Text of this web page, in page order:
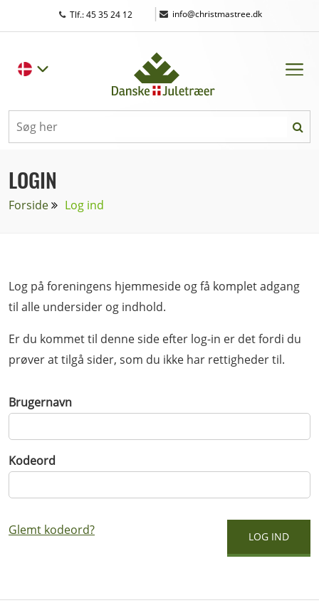
Tlf.: 45 35 24 12 | info@christmastree.dk
LOGIN
Forside Log ind
Log på foreningens hjemmeside og få komplet adgang
til alle undersider og indhold.
Er du kommet til denne side efter log-in er det fordi du
prøver at tilgå sider, som du ikke har rettigheder til.
Brugernavn
Kodeord
Glemt kodeord?